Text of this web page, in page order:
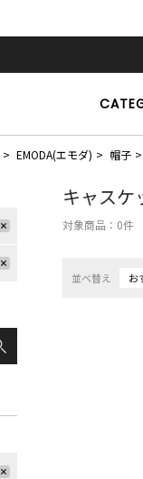
EMODA(エモダ) 帽子
キャスケ
対象商品： 0件
並べ替え お